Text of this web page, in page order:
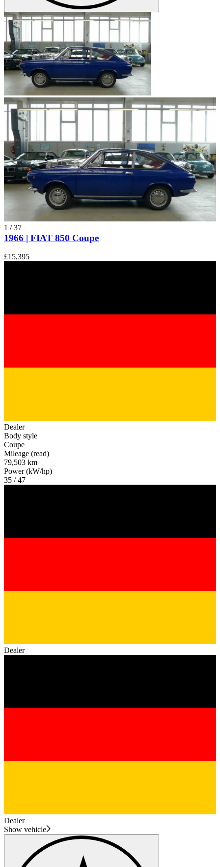
1 /37
1966 | FIAT 850 Coupe
£15,395
Dealer
Body style
Coupe
Mileage (read)
79,503 km
Power (kW/hp)
35 / 47
Dealer
Dealer
Show vehicle